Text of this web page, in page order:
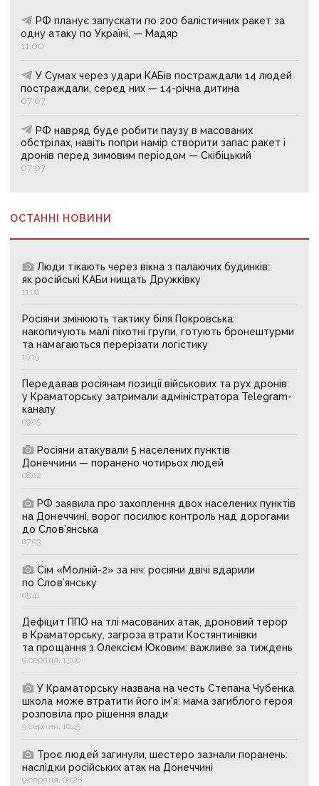
РФ планує запускати по 200 балістичних ракет за
одну атаку по Україні, — Мадяр
11:00
У Сумах через удари КАБів постраждали 14 людей
постраждали, серед них — 14-річна дитина
07:07
РФ навряд буде робити паузу в масованих
обстрілах, навіть попри намір створити запас ракет і
дронів перед зимовим періодом — Скібіцький
07:07
ОСТАННІ НОВИНИ
Люди тікають через вікна з палаючих будинків:
як російські КАБи нищать Дружківку
11:06
Росіяни змінюють тактику біля Покровська:
накопичують малі піхотні групи, готують бронештурми
та намагаються перерізати логістику
10:15
Передавав росіянам позиції військових та рух дронів:
у Краматорську затримали адміністратора Telegram-
каналу
09:05
Росіяни атакували 5 населених пунктів
Донеччини — поранено чотирьох людей
08:02
РФ заявила про захоплення двох населених пунктів
на Донеччині, ворог посилює контроль над дорогами
до Слов’янська
07:03
Сім «Молній-2» за ніч: росіяни двічі вдарили
по Слов’янську
05:41
Дефіцит ППО на тлі масованих атак, дроновий терор
в Краматорську, загроза втрати Костянтинівки
та прощання з Олексієм Юковим: важливе за тиждень
9 серпня, 13:00
У Краматорську названа на честь Степана Чубенка
школа може втратити його ім'я: мама загиблого героя
розповіла про рішення влади
9 серпня, 10:45
Троє людей загинули, шестеро зазнали поранень:
наслідки російських атак на Донеччині
9 серпня, 08:28